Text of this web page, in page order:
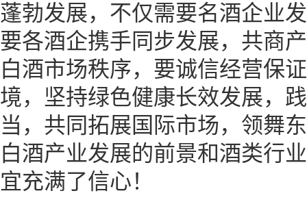
蓬勃发展，不仅需要名酒企业
要各酒企携手同步发展，共商
白酒市场秩序，要诚信经营保
境，坚持绿色健康长效发展，
当，共同拓展国际市场，领
白酒产业发展的前景和酒类行
宜充满了信心！